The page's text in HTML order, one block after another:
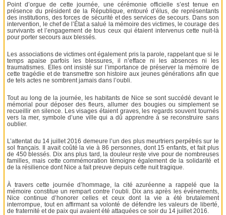
Point d’orgue de cette journée, une cérémonie officielle s’est tenue en
présence du président de la République, entouré d’élus, de représentants
des institutions, des forces de sécurité et des services de secours. Dans son
intervention, le chef de l’État a salué la mémoire des victimes, le courage des
survivants et l’engagement de tous ceux qui étaient intervenus cette nuit-là
pour porter secours aux blessés.
Les associations de victimes ont également pris la parole, rappelant que si le
temps apaise parfois les blessures, il n’efface ni les absences ni les
traumatismes. Elles ont insisté sur l’importance de préserver la mémoire de
cette tragédie et de transmettre son histoire aux jeunes générations afin que
de tels actes ne sombrent jamais dans l’oubli.
Tout au long de la journée, les habitants de Nice se sont succédé devant le
mémorial pour déposer des fleurs, allumer des bougies ou simplement se
recueillir en silence. Les visages étaient graves, les regards souvent tournés
vers la mer, symbole d’une ville qui a dû apprendre à se reconstruire sans
oublier.
L’attentat du 14 juillet 2016 demeure l’un des plus meurtriers perpétrés sur le
sol français. Il avait coûté la vie à 86 personnes, dont 15 enfants, et fait plus
de 450 blessés. Dix ans plus tard, la douleur reste vive pour de nombreuses
familles, mais cette commémoration témoigne également de la solidarité et
de la résilience dont Nice a fait preuve depuis cette nuit tragique.
À travers cette journée d’hommage, la cité azuréenne a rappelé que la
mémoire constitue un rempart contre l’oubli. Dix ans après les événements,
Nice continue d’honorer celles et ceux dont la vie a été brutalement
interrompue, tout en affirmant sa volonté de défendre les valeurs de liberté,
de fraternité et de paix qui avaient été attaquées ce soir du 14 juillet 2016.